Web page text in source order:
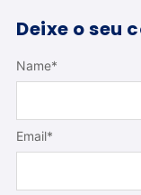
Deixe o seu
Name*
Email*